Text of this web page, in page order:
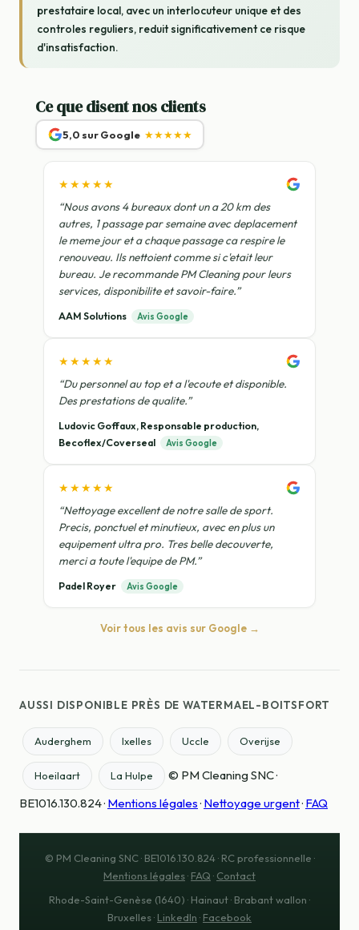
prestataire local, avec un interlocuteur unique et des
controles reguliers, reduit significativement ce risque
d'insatisfaction.
Ce que disent nos clients
5,0 sur Google ★★★★★
★★★★★
“Nous avons 4 bureaux dont un a 20 km des
autres, 1 passage par semaine avec deplacement
le meme jour et a chaque passage ca respire le
renouveau. Ils nettoient comme si c'etait leur
bureau. Je recommande PM Cleaning pour leurs
services, disponibilite et savoir-faire.”
AAM Solutions Avis Google
★★★★★
“Du personnel au top et a l'ecoute et disponible.
Des prestations de qualite.”
Ludovic Goffaux, Responsable production,
Becoflex/Coverseal
Avis Google
★★★★★
“Nettoyage excellent de notre salle de sport.
Precis, ponctuel et minutieux, avec en plus un
equipement ultra pro. Tres belle decouverte,
merci a toute l'equipe de PM.”
Padel Royer Avis Google
Voir tous les avis sur Google →
AUSSI DISPONIBLE PRÈS DE WATERMAEL-BOITSFORT
Auderghem Ixelles Uccle Overijse
Hoeilaart La Hulpe
© PM Cleaning SNC ·
BE1016.130.824 · Mentions légales· Nettoyage urgent· FAQ
© PM Cleaning SNC · BE1016.130.824 · RC professionnelle ·
Mentions légales· FAQ · Contact
Rhode-Saint-Genèse (1640) · Hainaut · Brabant wallon ·
Bruxelles · LinkedIn · Facebook